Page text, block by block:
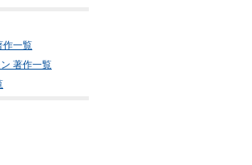
作一覧
著作一覧